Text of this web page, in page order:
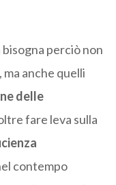
perciò non
, ma anche quelli
delle
fare leva sulla
contempo